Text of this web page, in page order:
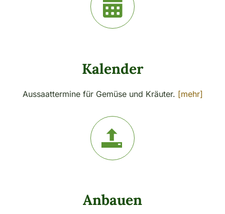
Kalender
Aussaattermine für Gemüse und Kräuter. [mehr]
Anbauen